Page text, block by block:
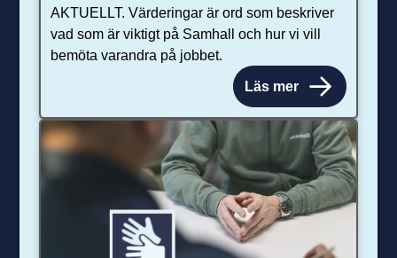
AKTUELLT. Värderingar är ord som beskriver
vad som är viktigt på Samhall och hur vi vill
bemöta varandra på jobbet.
Läs mer